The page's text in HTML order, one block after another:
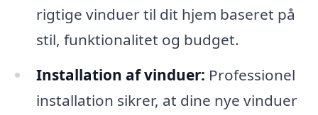
rigtige vinduer til dit hjem baseret på
stil, funktionalitet og budget.
Installation af vinduer: Professionel
installation sikrer, at dine nye vinduer